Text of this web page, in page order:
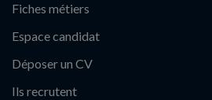
Fiches métiers
Espace candidat
Déposer un CV
Ils recrutent